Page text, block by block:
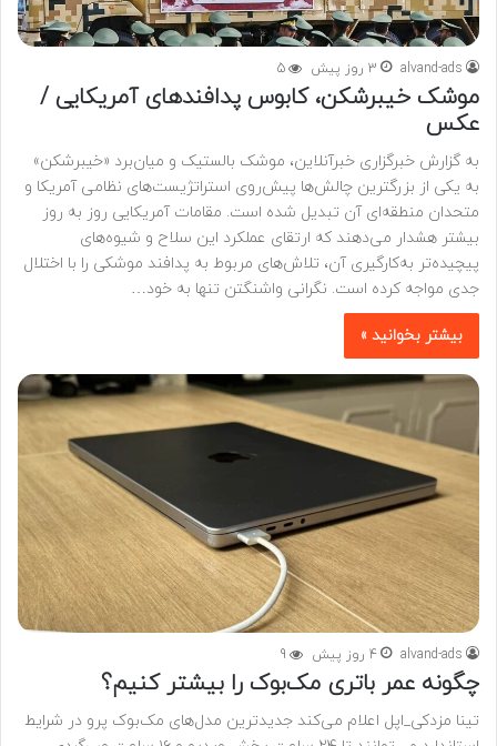
alvand-ads 3 روز پیش 5
موشک خیبرشکن، کابوس پدافندهای آمریکایی /
عکس
به گزارش خبرگزاری خبرآنلاین، موشک بالستیک و میان‌برد «خیبرشکن»
به یکی از بزرگترین چالش‌ها پیش‌روی استراتژیست‌های نظامی آمریکا و
متحدان منطقه‌ای آن تبدیل شده است. مقامات آمریکایی روز به‌ روز
بیشتر هشدار می‌دهند که ارتقای عملکرد این سلاح و شیوه‌های
پیچیده‌تر به‌کارگیری آن، تلاش‌های مربوط به پدافند موشکی را با اختلال
جدی مواجه کرده است. نگرانی واشنگتن تنها به خود…
بیشتر بخوانید »
alvand-ads 4 روز پیش 9
چگونه عمر باتری مک‌بوک را بیشتر کنیم؟
تینا مزدکی_اپل اعلام می‌کند جدیدترین مدل‌های مک‌بوک پرو در شرایط